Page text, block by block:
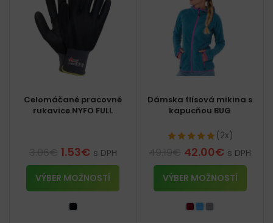
Celomáčané pracovné
rukavice NYFO FULL
1.53€ s DPH
VÝBER MOŽNOSTÍ
Dámska flísová mikina s
kapucňou BUG
(2x)
42.00€ s DPH
VÝBER MOŽNOSTÍ